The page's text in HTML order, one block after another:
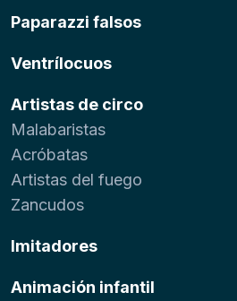
Paparazzi falsos
Ventrílocuos
Artistas de circo
Malabaristas
Acróbatas
Artistas del fuego
Zancudos
Imitadores
Animación infantil